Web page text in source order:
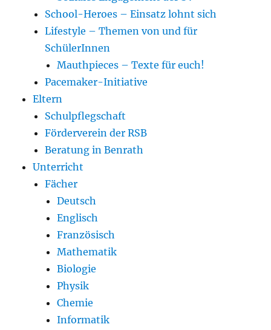
School-Heroes – Einsatz lohnt sich
Lifestyle – Themen von und für
SchülerInnen
Mauthpieces – Texte für euch!
Pacemaker-Initiative
Eltern
Schulpflegschaft
Förderverein der RSB
Beratung in Benrath
Unterricht
Fächer
Deutsch
Englisch
Französisch
Mathematik
Biologie
Physik
Chemie
Informatik